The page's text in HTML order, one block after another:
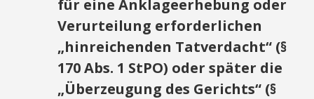
für eine Anklageerhebung oder
Verurteilung erforderlichen
„hinreichenden Tatverdacht“ (§
170 Abs. 1 StPO) oder später die
„Überzeugung des Gerichts“ (§